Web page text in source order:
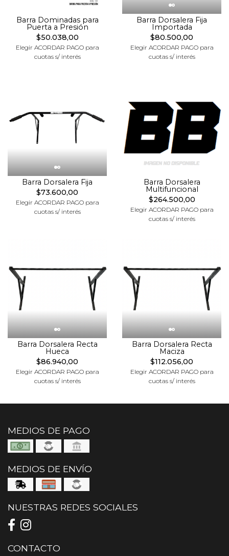
Barra Dominadas para
Puerta a Presión
$50.038,00
Elegir ACORDAR PAGO para
cuotas s/ interés
Barra Dorsalera Fija
Importada
$80.500,00
Elegir ACORDAR PAGO para
cuotas s/ interés
Barra Dorsalera Fija
$73.600,00
Elegir ACORDAR PAGO para
cuotas s/ interés
Barra Dorsalera
Multifuncional
$264.500,00
Elegir ACORDAR PAGO para
cuotas s/ interés
Barra Dorsalera Recta
Hueca
$86.940,00
Elegir ACORDAR PAGO para
cuotas s/ interés
Barra Dorsalera Recta
Maciza
$112.056,00
Elegir ACORDAR PAGO para
cuotas s/ interés
MEDIOS DE PAGO
MEDIOS DE ENVÍO
NUESTRAS REDES SOCIALES
CONTACTO